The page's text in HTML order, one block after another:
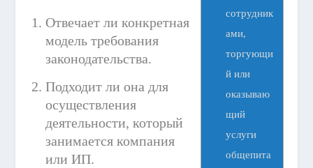
сотрудник
ами,
торгующи
й или
оказываю
щий
услуги
общепита
Отвечает ли конкретная
модель требования
законодательства.
Подходит ли она для
осуществления
деятельности, который
занимается компания
или ИП.